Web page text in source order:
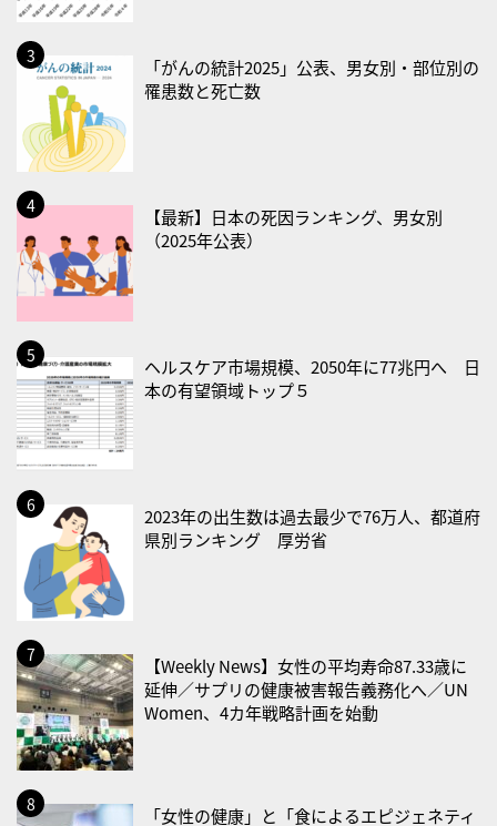
・食育の日
2026/08/21(金)
・治療アプリの日
・献血の日
2026/08/22(土)
・禁煙の日
2026/08/23(日)
・不眠の日
・乳酸菌の日
2026/08/25(火)
・いたわり肌の日
2026/08/26(水)
・風呂の日
2026/08/29(土)
・筋肉強化の日
2026/08/30(日)
・ＥＰＡの日
2026/08/31(月)
・菜の日
・血管内破砕術（IVL）の日
2026/09/01(火)
・がん征圧月間
・世界アルツハイマー月間
「がんの統計2025」公表、男女別・部位別の
罹患数と死亡数
【最新】日本の死因ランキング、男女別
（2025年公表）
ヘルスケア市場規模、2050年に77兆円へ 日
本の有望領域トップ５
2023年の出生数は過去最少で76万人、都道府
県別ランキング 厚労省
【Weekly News】女性の平均寿命87.33歳に
延伸／サプリの健康被害報告義務化へ／UN
Women、4カ年戦略計画を始動
「女性の健康」と「食によるエピジェネティ